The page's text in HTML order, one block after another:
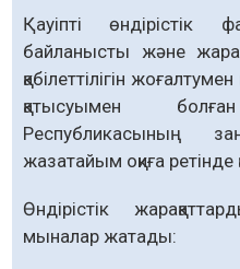
Қауіпті өндірістік
байланысты және
қабілеттілігін
қатысуымен
Республикасының
жазатайым оқиға
Өндірістік
мыналар жатады: